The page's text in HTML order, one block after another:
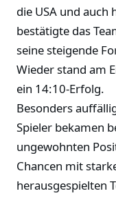
die USA und auch
bestätigte das
seine steigende
Wieder stand am
ein 14:10-Erfolg.
Besonders
Spieler bekamen
ungewohnten
Chancen mit
herausgespielten